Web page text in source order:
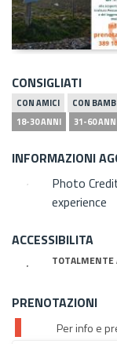
CONSIGLIATI
CON AMICI CON
18-30 ANNI
31-60
INFORMAZIONI
Photo
experience
ACCESSIBILITA
TOTALMENTE
PRENOTAZIONI
Per info e